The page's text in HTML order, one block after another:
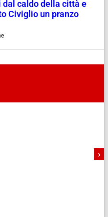
dal caldo della città e
Civiglio un pranzo
›